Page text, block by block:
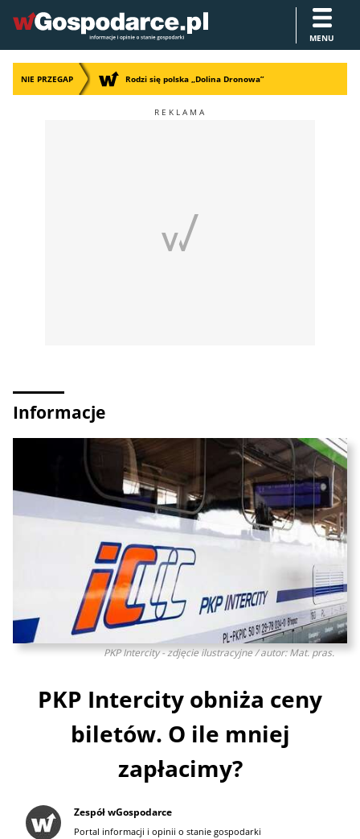
MENU
NIE PRZEGAP Rodzi się polska „Dolina Dronowa”
Informacje
PKP Intercity - zdjęcie ilustracyjne / autor: Mat. pras.
PKP Intercity obniża ceny
biletów. O ile mniej
zapłacimy?
Zespół wGospodarce
Portal informacji i opinii o stanie gospodarki